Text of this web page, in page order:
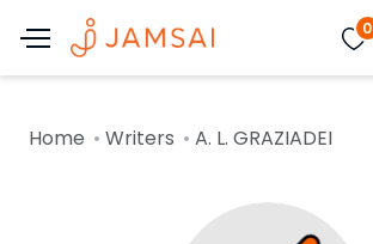
0
Home Writers A. L. GRAZIADEI